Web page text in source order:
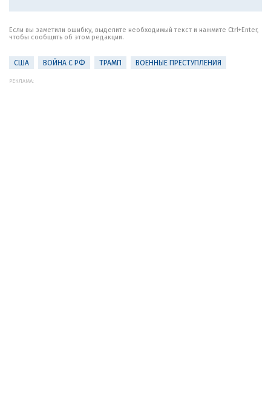
Если вы заметили ошибку, выделите необходимый текст и нажмите Ctrl+Enter,
чтобы сообщить об этом редакции.
США ВОЙНА С РФ ТРАМП ВОЕННЫЕ ПРЕСТУПЛЕНИЯ
РЕКЛАМА: